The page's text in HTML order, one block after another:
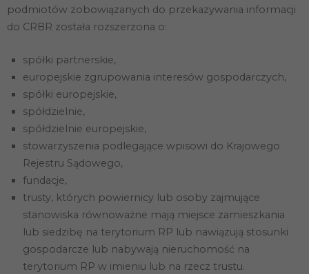
podmiotów zobowiązanych do przekazywania informacji
do CRBR została rozszerzona o:
spółki partnerskie,
europejskie zgrupowania interesów gospodarczych,
spółki europejskie,
spółdzielnie,
spółdzielnie europejskie,
stowarzyszenia podlegające wpisowi do Krajowego
Rejestru Sądowego,
fundacje,
trusty, których powiernicy lub osoby zajmujące
stanowiska równoważne mają miejsce zamieszkania
lub siedzibę na terytorium RP lub nawiązują stosunki
gospodarcze lub nabywają nieruchomość na
terytorium RP w imieniu lub na rzecz trustu.